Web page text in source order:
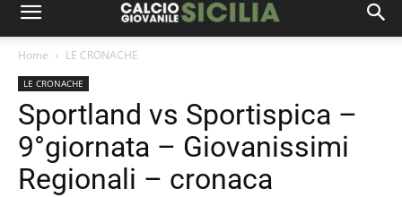
Home LE CRONACHE
LE CRONACHE
Sportland vs Sportispica –
9°giornata – Giovanissimi
Regionali – cronaca